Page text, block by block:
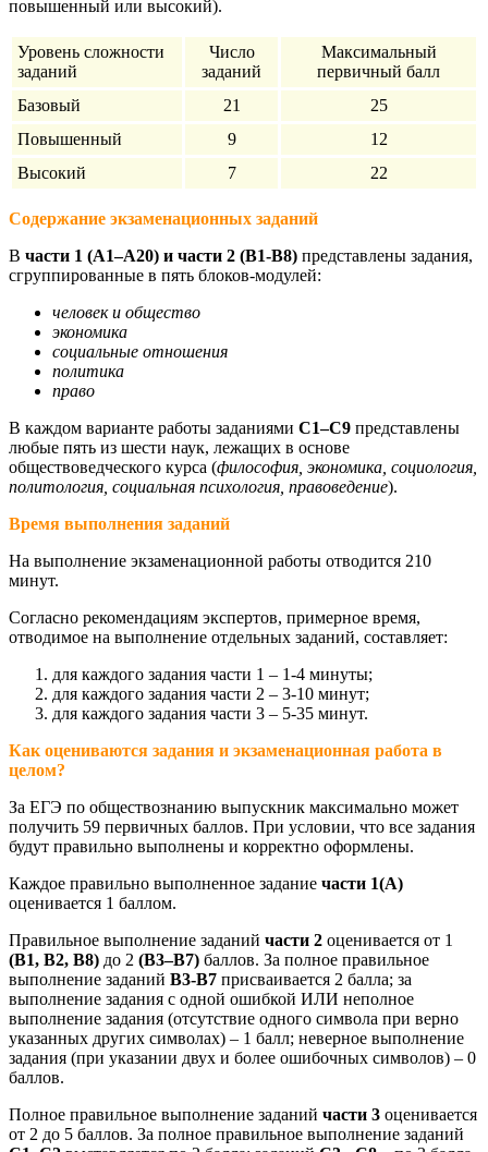
повышенный или высокий).
Уровень сложности
заданий
Число
заданий
Максимальный
первичный балл
Базовый
21
25
Повышенный
9
12
Высокий
7 22
Содержание экзаменационных заданий
В части 1 (А1–А20) и части 2 (В1-В8) представлены задания,
сгруппированные в пять блоков-модулей:
человек и общество
экономика
социальные отношения
политика
право
В каждом варианте работы заданиями С1–С9 представлены
любые пять из шести наук, лежащих в основе
обществоведческого курса (философия, экономика, социология,
политология, социальная психология, правоведение).
Время выполнения заданий
На выполнение экзаменационной работы отводится 210
минут.
Согласно рекомендациям экспертов, примерное время,
отводимое на выполнение отдельных заданий, составляет:
для каждого задания части 1 – 1-4 минуты;
для каждого задания части 2 – 3-10 минут;
для каждого задания части 3 – 5-35 минут.
Как оцениваются задания и экзаменационная работа в
целом?
За ЕГЭ по обществознанию выпускник максимально может
получить 59 первичных баллов. При условии, что все задания
будут правильно выполнены и корректно оформлены.
Каждое правильно выполненное задание части 1(А)
оценивается 1 баллом.
Правильное выполнение заданий части 2 оценивается от 1
(В1, В2, В8) до 2 (В3–В7) баллов. За полное правильное
выполнение заданий В3-В7 присваивается 2 балла; за
выполнение задания с одной ошибкой ИЛИ неполное
выполнение задания (отсутствие одного символа при верно
указанных других символах) – 1 балл; неверное выполнение
задания (при указании двух и более ошибочных символов) – 0
баллов.
Полное правильное выполнение заданий части 3 оценивается
от 2 до 5 баллов. За полное правильное выполнение заданий